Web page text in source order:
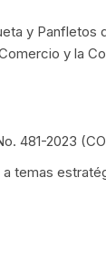
y Panfletos
y la
481-2023
temas